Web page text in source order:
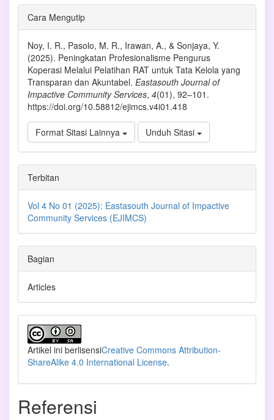
Rincian
Artikel
Cara Mengutip
Noy, I. R., Pasolo, M. R., Irawan, A., & Sonjaya, Y.
(2025). Peningkatan Profesionalisme Pengurus
Koperasi Melalui Pelatihan RAT untuk Tata Kelola yang
Transparan dan Akuntabel. Eastasouth Journal of
Impactive Community Services, 4(01), 92–101.
https://doi.org/10.58812/ejimcs.v4i01.418
Format Sitasi Lainnya Unduh Sitasi
Terbitan
Vol 4 No 01 (2025): Eastasouth Journal of Impactive
Community Services (EJIMCS)
Bagian
Articles
Artikel ini berlisensiCreative Commons Attribution-
ShareAlike 4.0 International License.
Referensi